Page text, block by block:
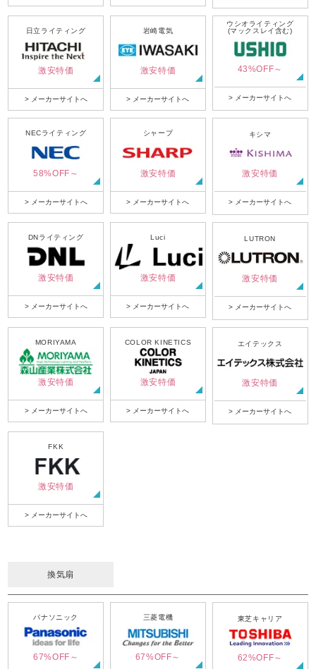
日立ライティング
激安特価
> メーカーサイトへ
岩崎電気
激安特価
> メーカーサイトへ
ウシオライティング
(マックスレイ含む)
43%OFF～
> メーカーサイトへ
NECライティング
58%OFF～
> メーカーサイトへ
シャープ
激安特価
> メーカーサイトへ
キシマ
激安特価
> メーカーサイトへ
DNライティング
激安特価
> メーカーサイトへ
Luci
激安特価
> メーカーサイトへ
LUTRON
激安特価
> メーカーサイトへ
MORIYAMA
激安特価
> メーカーサイトへ
COLOR KINETICS
激安特価
> メーカーサイトへ
エイテックス
激安特価
> メーカーサイトへ
FKK
激安特価
> メーカーサイトへ
換気扇
パナソニック
67%OFF～
三菱電機
67%OFF～
東芝キャリア
62%OFF～